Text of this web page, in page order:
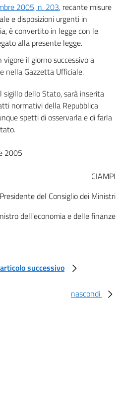
2005, n. 203, recante misure
e disposizioni urgenti in
è convertito in legge con le
alla presente legge.
il giorno successivo a
nella Gazzetta Ufficiale.
dello Stato, sarà inserita
normativi della Repubblica
spetti di osservarla e di farla
2005
CIAMPI
del Consiglio dei Ministri
dell'economia e delle finanze
articolo successivo
nascondi